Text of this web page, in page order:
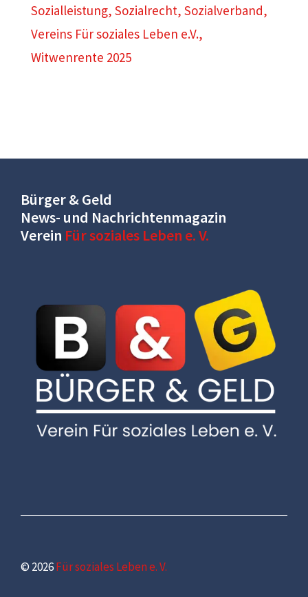
Sozialleistung, Sozialrecht, Sozialverband,
Vereins Für soziales Leben e.V.,
Witwenrente 2025
Bürger & Geld
News- und Nachrichtenmagazin
Verein Für soziales Leben e. V.
© 2026Für soziales Leben e. V.